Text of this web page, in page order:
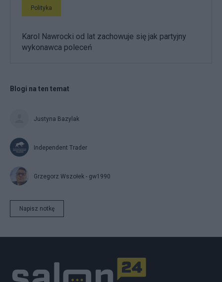
Polityka
Karol Nawrocki od lat zachowuje się jak partyjny
wykonawca poleceń
Blogi na ten temat
Justyna Bazylak
Independent Trader
Grzegorz Wszołek - gw1990
Napisz notkę